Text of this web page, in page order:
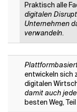
Praktisch alle
digitalen
Unternehmen
verwandeln.
entwickeln sich
digitalen
damit auch
besten Weg,